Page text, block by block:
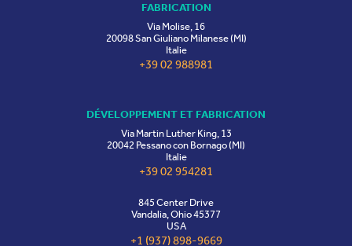
FABRICATION
Via Molise, 16
20098 San Giuliano Milanese (MI)
Italie
+39 02 988981
DÉVELOPPEMENT ET FABRICATION
Via Martin Luther King, 13
20042 Pessano con Bornago (MI)
Italie
+39 02 954281
845 Center Drive
Vandalia, Ohio 45377
USA
+1 (937) 898-9669